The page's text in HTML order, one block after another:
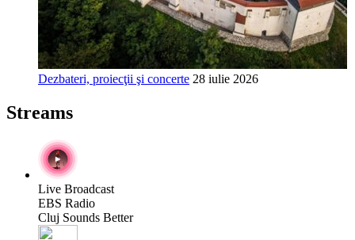
Dezbateri, proiecţii şi concerte 28 iulie 2026
Streams
Live Broadcast
EBS Radio
Cluj Sounds Better